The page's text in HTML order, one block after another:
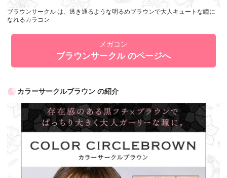
ブラウンサークル は、透き通るような明るめブラウンで大人キュートな瞳に
なれるカラコン
メガコン
ブラウンサークル のページへ
カラーサークルブラウン の紹介